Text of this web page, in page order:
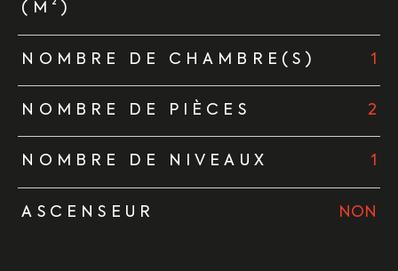
(M²)
NOMBRE DE CHAMBRE(S) 1
NOMBRE DE PIÈCES 2
NOMBRE DE NIVEAUX 1
ASCENSEUR NON